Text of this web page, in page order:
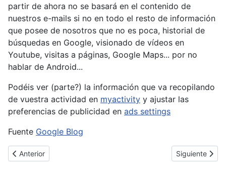
partir de ahora no se basará en el contenido de
nuestros e-mails si no en todo el resto de información
que posee de nosotros que no es poca, historial de
búsquedas en Google, visionado de vídeos en
Youtube, visitas a páginas, Google Maps... por no
hablar de Android...
Podéis ver (parte?) la información que va recopilando
de vuestra actividad en myactivity y ajustar las
preferencias de publicidad en ads settings
Fuente Google Blog
Artículo anterior: Filtrado masivo de Windows 10 builds y de
Anterior Artículo
Siguiente